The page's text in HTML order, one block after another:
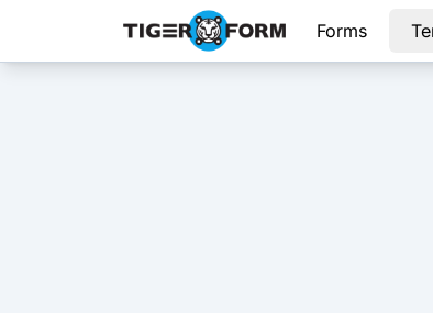
Forms